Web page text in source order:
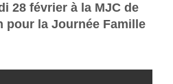
2026
aussi
28 février à la MJC de
pour la Journée Famille